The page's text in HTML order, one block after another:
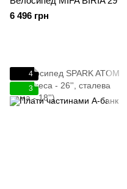
6 496 грн
4
3